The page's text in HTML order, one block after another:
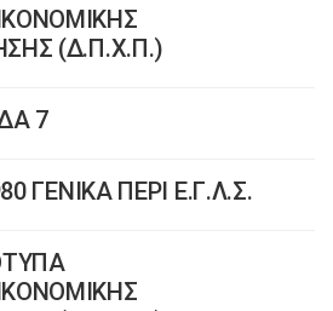
(Δ.Π.Χ.Π.)
7
ΓΕΝΙΚΑ ΠΕΡΙ Ε.Γ.Λ.Σ.